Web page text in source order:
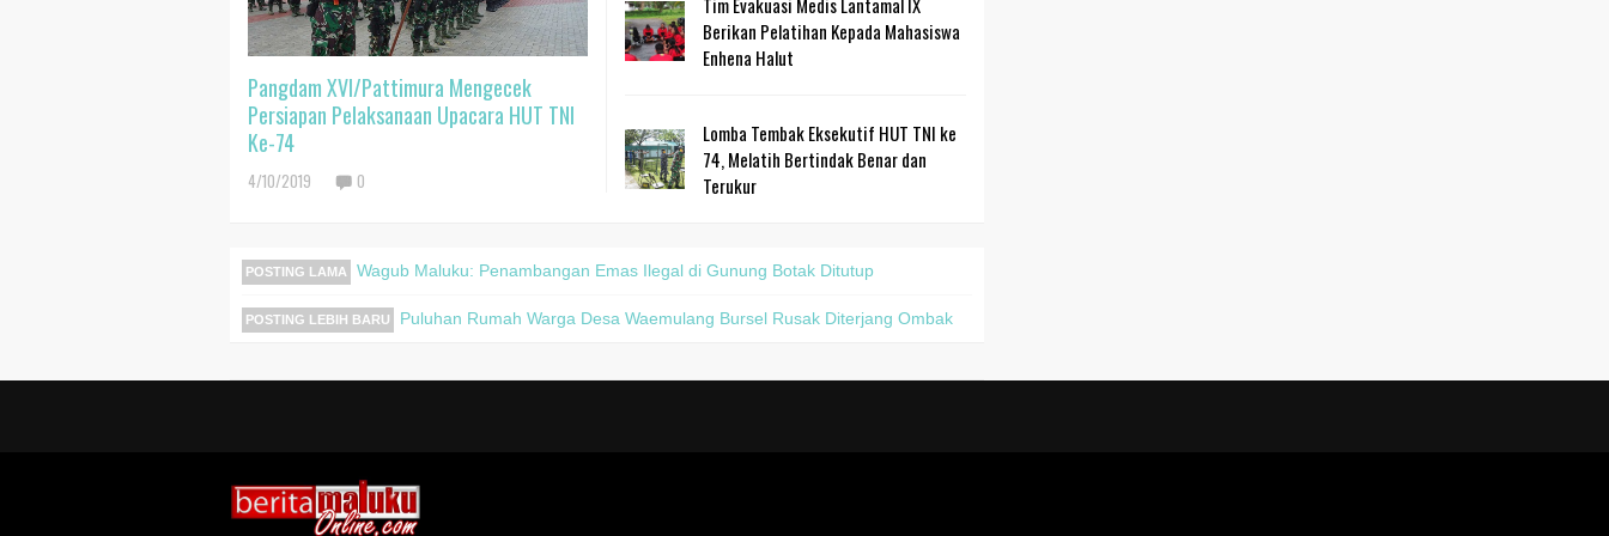
Pangdam XVI/Pattimura Mengecek
Persiapan Pelaksanaan Upacara HUT TNI
Ke-74
4/10/2019 0
Berikan Pelatihan Kepada Mahasiswa
Enhena Halut
Lomba Tembak Eksekutif HUT TNI ke
74, Melatih Bertindak Benar dan
Terukur
POSTING LAMA Wagub Maluku: Penambangan Emas Ilegal di Gunung Botak Ditutup
POSTING LEBIH BARU Puluhan Rumah Warga Desa Waemulang Bursel Rusak Diterjang Ombak